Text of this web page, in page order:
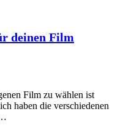
deinen Film
Film zu wählen ist
haben die verschiedenen